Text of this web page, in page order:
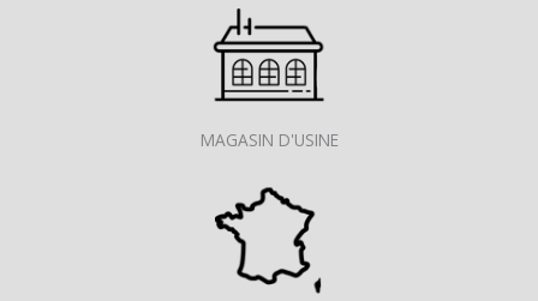
MAGASIN D'USINE